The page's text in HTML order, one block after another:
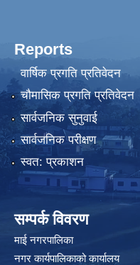
Reports
वार्षिक प्रगति प्रतिवेदन
चौमासिक प्रगति प्रतिवेदन
सार्वजनिक सुनुवाई
सार्वजनिक परीक्षण
स्वत: प्रकाशन
सम्पर्क विवरण
माई नगरपालिका
नगर कार्यपालिकाको कार्यालय